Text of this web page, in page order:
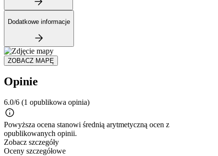
Dodatkowe informacje
ZOBACZ MAPĘ
Opinie
6.0/6 (1 opublikowa opinia)
Powyższa ocena stanowi średnią arytmetyczną ocen z
opublikowanych opinii.
Zobacz szczegóły
Oceny szczegółowe